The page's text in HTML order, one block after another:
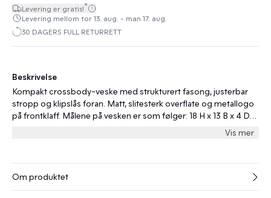
Levering er gratis!*
Levering mellom tor 13. aug. - man 17. aug.
30 DAGERS FULL RETURRETT
Beskrivelse
Kompakt crossbody-veske med strukturert fasong, justerbar
stropp og klipslås foran. Matt, slitesterk overflate og metallogo
på frontklaff. Målene på vesken er som følger: 18 H x 13 B x 4 D
Vis mer
Om produktet